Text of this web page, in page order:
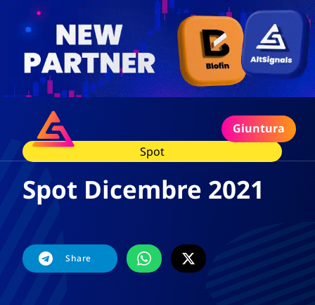
Giuntura
Spot
Spot Dicembre 2021
Share